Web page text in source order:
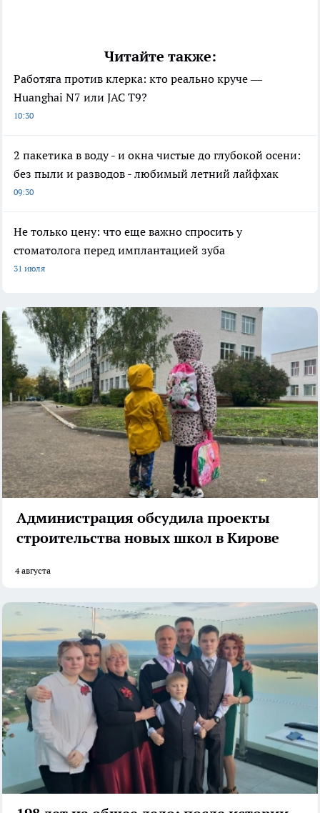
Читайте также:
Работяга против клерка: кто реально круче —
Huanghai N7 или JAC T9?
10:30
2 пакетика в воду - и окна чистые до глубокой осени:
без пыли и разводов - любимый летний лайфхак
09:30
Не только цену: что еще важно спросить у
стоматолога перед имплантацией зуба
31 июля
Администрация обсудила проекты
строительства новых школ в Кирове
4 августа